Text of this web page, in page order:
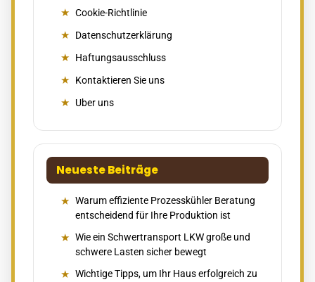
Cookie-Richtlinie
Datenschutzerklärung
Haftungsausschluss
Kontaktieren Sie uns
Uber uns
Neueste Beiträge
Warum effiziente Prozesskühler Beratung
entscheidend für Ihre Produktion ist
Wie ein Schwertransport LKW große und
schwere Lasten sicher bewegt
Wichtige Tipps, um Ihr Haus erfolgreich zu